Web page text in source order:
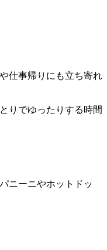
仕事帰りにも立ち寄れ
りでゆったりする時間
ニーニやホットドッ